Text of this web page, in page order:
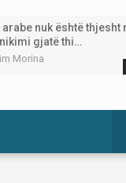
arabe nuk është thjesht
gjatë thi…
Morina